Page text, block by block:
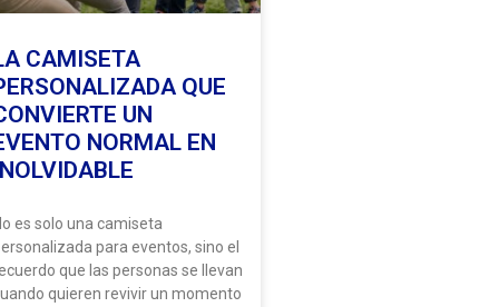
CAMISETA
QUE
UN
NORMAL EN
es solo una camiseta
para eventos, sino el
que las personas se llevan
quieren revivir un momento